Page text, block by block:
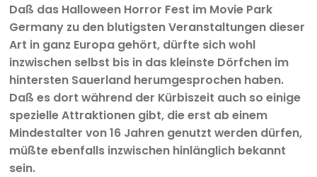
Daß das Halloween Horror Fest im Movie Park
Germany zu den blutigsten Veranstaltungen dieser
Art in ganz Europa gehört, dürfte sich wohl
inzwischen selbst bis in das kleinste Dörfchen im
hintersten Sauerland herumgesprochen haben.
Daß es dort während der Kürbiszeit auch so einige
spezielle Attraktionen gibt, die erst ab einem
Mindestalter von 16 Jahren genutzt werden dürfen,
müßte ebenfalls inzwischen hinlänglich bekannt
sein.